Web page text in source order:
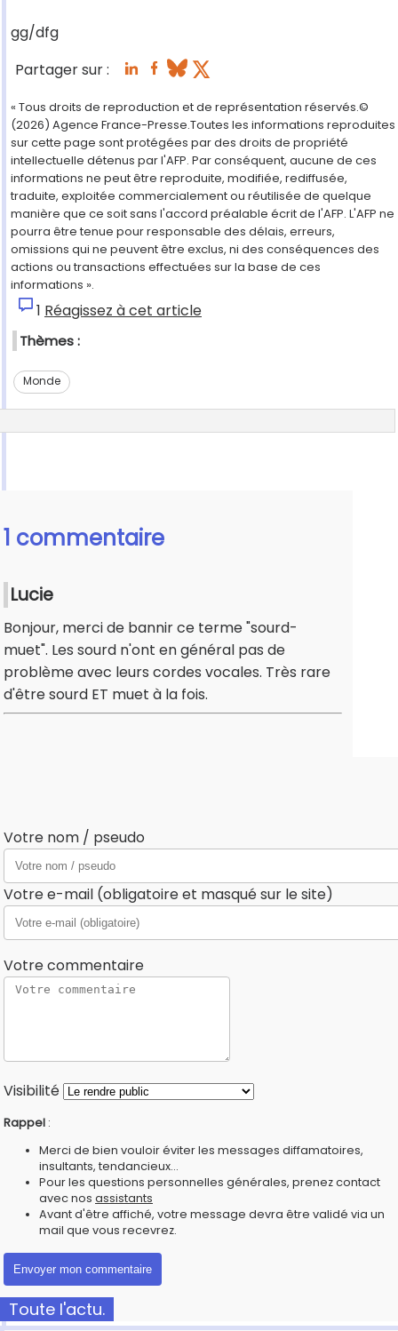
gg/dfg
Partager sur :
« Tous droits de reproduction et de représentation réservés.©
(2026) Agence France-Presse.Toutes les informations reproduites
sur cette page sont protégées par des droits de propriété
intellectuelle détenus par l'AFP. Par conséquent, aucune de ces
informations ne peut être reproduite, modifiée, rediffusée,
traduite, exploitée commercialement ou réutilisée de quelque
manière que ce soit sans l'accord préalable écrit de l'AFP. L'AFP ne
pourra être tenue pour responsable des délais, erreurs,
omissions qui ne peuvent être exclus, ni des conséquences des
actions ou transactions effectuées sur la base de ces
informations ».
1 Réagissez à cet article
Thèmes :
Monde
1 commentaire
Lucie
Bonjour, merci de bannir ce terme "sourd-
muet". Les sourd n'ont en général pas de
problème avec leurs cordes vocales. Très rare
d'être sourd ET muet à la fois.
Votre nom / pseudo
Votre e-mail (obligatoire et masqué sur le site)
Votre commentaire
Visibilité
Rappel :
Merci de bien vouloir éviter les messages diffamatoires,
insultants, tendancieux...
Pour les questions personnelles générales, prenez contact
avec nos assistants
Avant d'être affiché, votre message devra être validé via un
mail que vous recevrez.
Toute l'actu.